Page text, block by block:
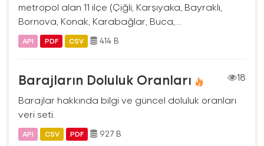
metropol alan 11 ilçe (Çiğli, Karşıyaka, Bayraklı,
Bornova, Konak, Karabağlar, Buca,...
API PDF CSV 414 B
Barajların Doluluk Oranları
18
Barajlar hakkında bilgi ve güncel doluluk oranları
veri seti.
API CSV PDF 927 B